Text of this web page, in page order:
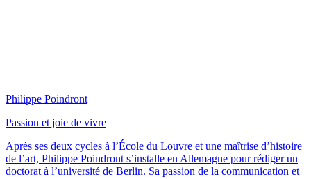
Philippe Poindront
Passion et joie de vivre
Après ses deux cycles à l’École du Louvre et une maîtrise d’histoire
de l’art, Philippe Poindront s’installe en Allemagne pour rédiger un
doctorat à l’université de Berlin. Sa passion de la communication et